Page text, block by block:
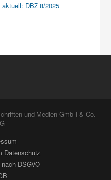
aktuell: DBZ 8/2025
und Medien GmbH & Co.
Datenschutz
DSGVO